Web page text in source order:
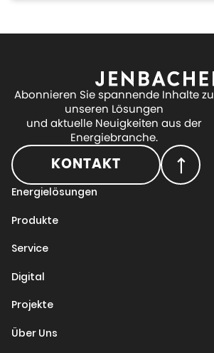
Abonnieren Sie spannende Inhalte zu
unseren Lösungen
und aktuelle Neuigkeiten aus der
Energiebranche.
KONTAKT
Energielösungen
Produkte
Service
Digital
Projekte
Über Uns